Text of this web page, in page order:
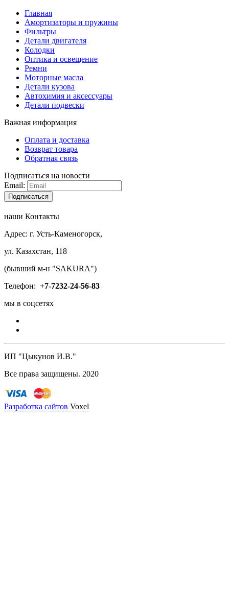
Главная
Амортизаторы и пружины
Фильтры
Детали двигателя
Колодки
Оптика и освещение
Ремни
Моторные масла
Детали кузова
Автохимия и аксессуары
Детали подвески
Важная информация
Оплата и доставка
Возврат товара
Обратная связь
Подписаться на новости
Email:
Подписаться
наши Контакты
Адрес: г. Усть-Каменогорск,
ул. Казахстан, 118
(бывший м-н "SAKURA")
Телефон: +7-7232-24-56-83
мы в соцсетях
ИП "Цыкунов И.В."
Все права защищены. 2020
Разработка сайтов Voxel